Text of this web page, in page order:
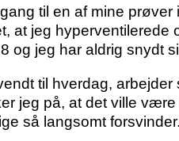
til en af mine
at jeg
og jeg har aldrig snydt
til hverdag,
jeg på, at det ville
så langsomt forsvinder.